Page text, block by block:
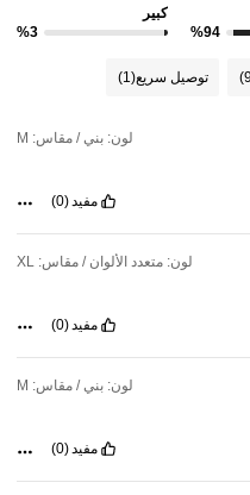
%94
كبير
%3
توصيل سريع(1)
لون: بني / مقاس: M
مفيد (0)
لون: متعدد الألوان / مقاس: XL
مفيد (0)
لون: بني / مقاس: M
مفيد (0)